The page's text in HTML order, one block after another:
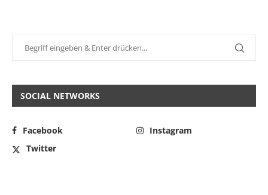
SOCIAL NETWORKS
Facebook
Instagram
Twitter